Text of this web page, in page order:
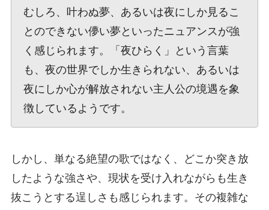
むしろ、叶わぬ夢、あるいは夜にしか見るこ
とのできない儚い夢といったニュアンスが強
く感じられます。「夜ひらく」という言葉
も、夜の世界でしか生きられない、あるいは
夜にしか心が解放されない主人公の境遇を象
徴しているようです。
しかし、単なる絶望の歌ではなく、どこか突き放
したような強さや、現状を受け入れながらも生き
抜こうとする逞しさも感じられます。その複雑な